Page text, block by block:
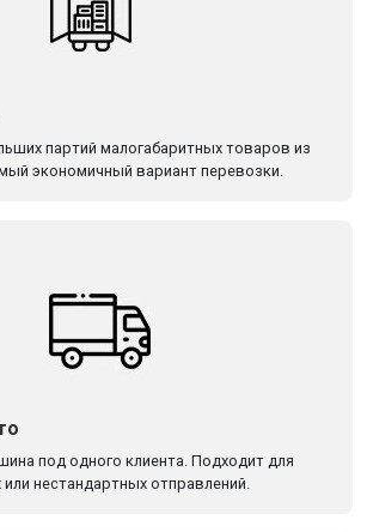
партий малогабаритных товаров из
экономичный вариант перевозки.
под одного клиента. Подходит для
нестандартных отправлений.